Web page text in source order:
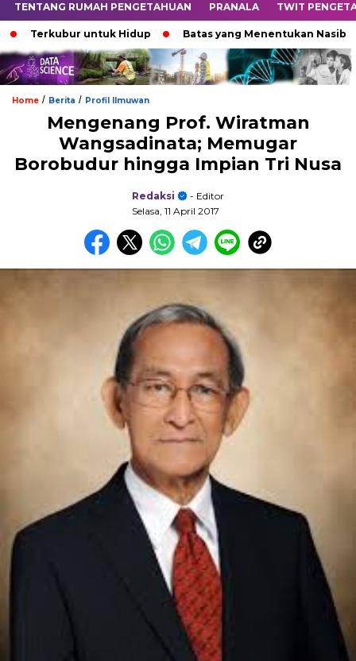
TENTANG RUMAH PENGETAHUAN PRANALA TWIT
Terkubur untuk Hidup Batas yang Menentukan Nasib
Home / Berita / Profil Ilmuwan
Mengenang Prof. Wiratman
Wangsadinata; Memugar
Borobudur hingga Impian Tri Nusa
Redaksi
- Editor
Selasa, 11 April 2017